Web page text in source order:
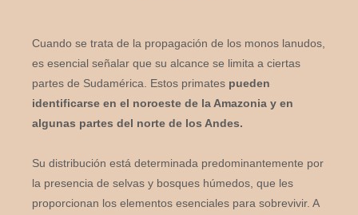
Cuando se trata de la propagación de los monos lanudos,
es esencial señalar que su alcance se limita a ciertas
partes de Sudamérica. Estos primates pueden
identificarse en el noroeste de la Amazonia y en
algunas partes del norte de los Andes.
Su distribución está determinada predominantemente por
la presencia de selvas y bosques húmedos, que les
proporcionan los elementos esenciales para sobrevivir. A